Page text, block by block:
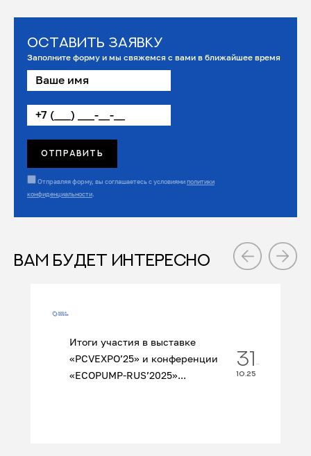
Оставить заявку
Заполните форму и мы свяжемся с вами в ближайшее время
Отправляя форму, вы соглашаетесь с условиямиполитики
конфиденциальности.
ВАМ БУДЕТ ИНТЕРЕСНО
Итоги участия в выставке
«PCVEXPO’25» и конференции
«ECOPUMP‑RUS’2025»...
31
10.25